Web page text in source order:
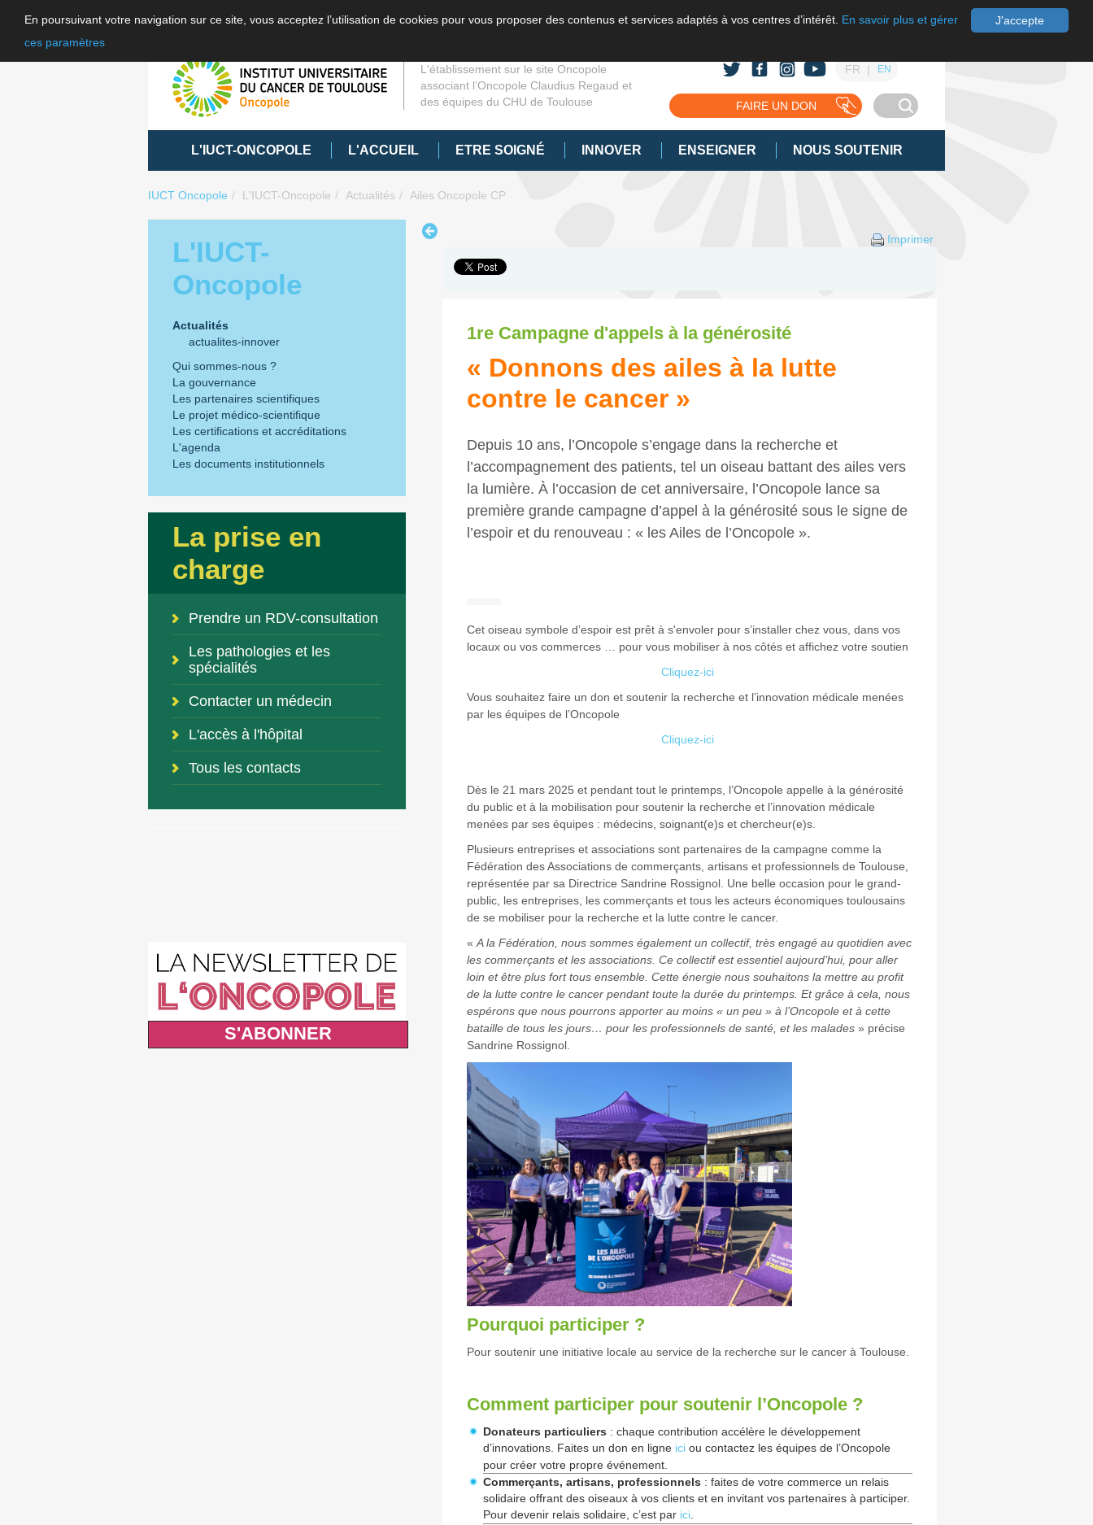
J'accepte
En poursuivant votre navigation sur ce site, vous acceptez l’utilisation de cookies pour vous proposer des contenus et services adaptés à vos centres d’intérêt. En savoir plus et gérer
ces paramètres
L'établissement sur le site Oncopole
associant l’Oncopole Claudius Regaud et
des équipes du CHU de Toulouse
FR EN
FAIRE UN DON
L'IUCT-ONCOPOLE L'ACCUEIL ETRE SOIGNÉ INNOVER ENSEIGNER NOUS SOUTENIR
IUCT Oncopole L'IUCT-Oncopole Actualités Ailes Oncopole CP
L'IUCT-
Oncopole
Actualités
actualites-innover
Qui sommes-nous ?
La gouvernance
Les partenaires scientifiques
Le projet médico-scientifique
Les certifications et accréditations
L'agenda
Les documents institutionnels
La prise en
charge
Prendre un RDV-consultation
Les pathologies et les
spécialités
Contacter un médecin
L'accès à l'hôpital
Tous les contacts
S'ABONNER
Imprimer
1re Campagne d'appels à la générosité
« Donnons des ailes à la lutte
contre le cancer »
Depuis 10 ans, l’Oncopole s’engage dans la recherche et
l’accompagnement des patients, tel un oiseau battant des ailes vers
la lumière. À l’occasion de cet anniversaire, l’Oncopole lance sa
première grande campagne d’appel à la générosité sous le signe de
l’espoir et du renouveau : « les Ailes de l’Oncopole ».
Cet oiseau symbole d’espoir est prêt à s'envoler pour s’installer chez vous, dans vos
locaux ou vos commerces … pour vous mobiliser à nos côtés et affichez votre soutien
Cliquez-ici
Vous souhaitez faire un don et soutenir la recherche et l’innovation médicale menées
par les équipes de l’Oncopole
Cliquez-ici
Dès le 21 mars 2025 et pendant tout le printemps, l’Oncopole appelle à la générosité
du public et à la mobilisation pour soutenir la recherche et l’innovation médicale
menées par ses équipes : médecins, soignant(e)s et chercheur(e)s.
Plusieurs entreprises et associations sont partenaires de la campagne comme la
Fédération des Associations de commerçants, artisans et professionnels de Toulouse,
représentée par sa Directrice Sandrine Rossignol. Une belle occasion pour le grand-
public, les entreprises, les commerçants et tous les acteurs économiques toulousains
de se mobiliser pour la recherche et la lutte contre le cancer.
« A la Fédération, nous sommes également un collectif, très engagé au quotidien avec
les commerçants et les associations. Ce collectif est essentiel aujourd’hui, pour aller
loin et être plus fort tous ensemble. Cette énergie nous souhaitons la mettre au profit
de la lutte contre le cancer pendant toute la durée du printemps. Et grâce à cela, nous
espérons que nous pourrons apporter au moins « un peu » à l’Oncopole et à cette
bataille de tous les jours… pour les professionnels de santé, et les malades» précise
Sandrine Rossignol.
Pourquoi participer ?
Pour soutenir une initiative locale au service de la recherche sur le cancer à Toulouse.
Comment participer pour soutenir l’Oncopole ?
Donateurs particuliers : chaque contribution accélère le développement
d’innovations. Faites un don en ligne iciou contactez les équipes de l’Oncopole
pour créer votre propre événement.
Commerçants, artisans, professionnels : faites de votre commerce un relais
solidaire offrant des oiseaux à vos clients et en invitant vos partenaires à participer.
Pour devenir relais solidaire, c’est par ici.